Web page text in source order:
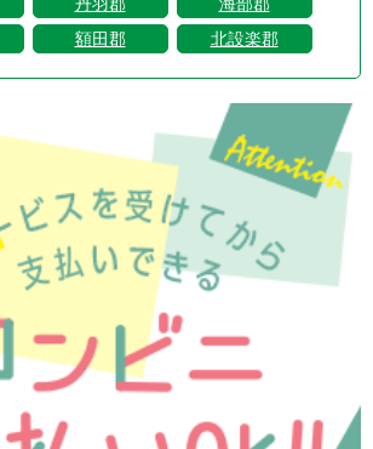
丹羽郡
海部郡
額田郡 北設楽郡